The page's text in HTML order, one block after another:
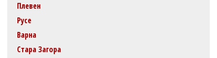
Плевен
Русе
Варна
Стара Загора